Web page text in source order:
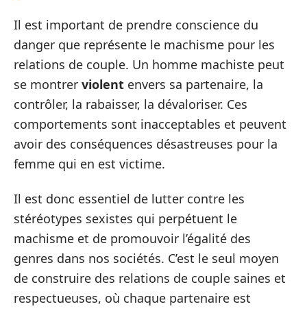
Il est important de prendre conscience du
danger que représente le machisme pour les
relations de couple. Un homme machiste peut
se montrer violent envers sa partenaire, la
contrôler, la rabaisser, la dévaloriser. Ces
comportements sont inacceptables et peuvent
avoir des conséquences désastreuses pour la
femme qui en est victime.
Il est donc essentiel de lutter contre les
stéréotypes sexistes qui perpétuent le
machisme et de promouvoir l’égalité des
genres dans nos sociétés. C’est le seul moyen
de construire des relations de couple saines et
respectueuses, où chaque partenaire est